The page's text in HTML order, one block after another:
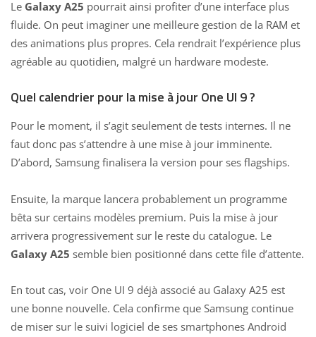
Le Galaxy A25 pourrait ainsi profiter d’une interface plus
fluide. On peut imaginer une meilleure gestion de la RAM et
des animations plus propres. Cela rendrait l’expérience plus
agréable au quotidien, malgré un hardware modeste.
Quel calendrier pour la mise à jour One UI 9 ?
Pour le moment, il s’agit seulement de tests internes. Il ne
faut donc pas s’attendre à une mise à jour imminente.
D’abord, Samsung finalisera la version pour ses flagships.
Ensuite, la marque lancera probablement un programme
bêta sur certains modèles premium. Puis la mise à jour
arrivera progressivement sur le reste du catalogue. Le
Galaxy A25 semble bien positionné dans cette file d’attente.
En tout cas, voir One UI 9 déjà associé au Galaxy A25 est
une bonne nouvelle. Cela confirme que Samsung continue
de miser sur le suivi logiciel de ses smartphones Android